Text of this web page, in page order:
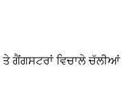
ਤੇ ਗੈਂਗਸਟਰਾਂ ਵਿਚਾਲੇ ਚੱਲੀਆਂ